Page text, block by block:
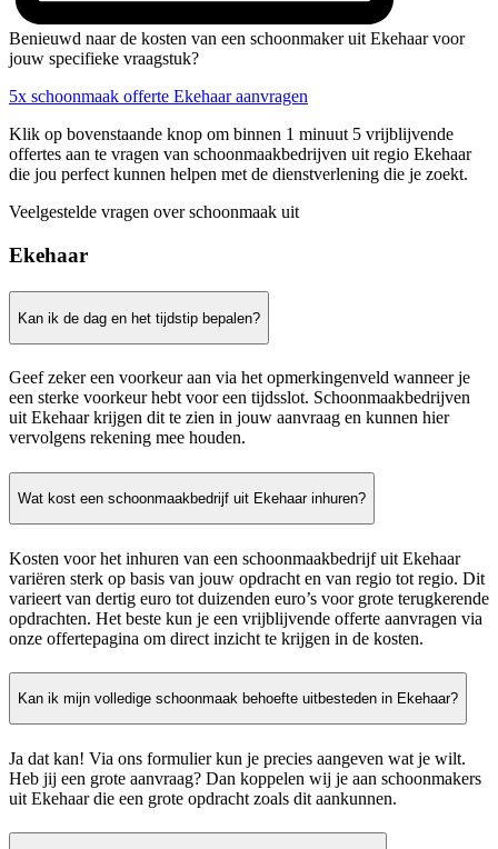
Benieuwd naar de kosten van een schoonmaker uit Ekehaar voor
jouw specifieke vraagstuk?
5x schoonmaak offerte Ekehaar aanvragen
Klik op bovenstaande knop om binnen 1 minuut 5 vrijblijvende
offertes aan te vragen van schoonmaakbedrijven uit regio Ekehaar
die jou perfect kunnen helpen met de dienstverlening die je zoekt.
Veelgestelde vragen over schoonmaak uit
Ekehaar
Kan ik de dag en het tijdstip bepalen?
Geef zeker een voorkeur aan via het opmerkingenveld wanneer je
een sterke voorkeur hebt voor een tijdsslot. Schoonmaakbedrijven
uit Ekehaar krijgen dit te zien in jouw aanvraag en kunnen hier
vervolgens rekening mee houden.
Wat kost een schoonmaakbedrijf uit Ekehaar inhuren?
Kosten voor het inhuren van een schoonmaakbedrijf uit Ekehaar
variëren sterk op basis van jouw opdracht en van regio tot regio. Dit
varieert van dertig euro tot duizenden euro’s voor grote terugkerende
opdrachten. Het beste kun je een vrijblijvende offerte aanvragen via
onze offertepagina om direct inzicht te krijgen in de kosten.
Kan ik mijn volledige schoonmaak behoefte uitbesteden in Ekehaar?
Ja dat kan! Via ons formulier kun je precies aangeven wat je wilt.
Heb jij een grote aanvraag? Dan koppelen wij je aan schoonmakers
uit Ekehaar die een grote opdracht zoals dit aankunnen.